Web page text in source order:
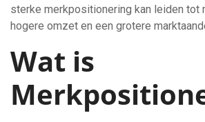
sterke merkpositionering kan leiden tot
hogere omzet en een grotere
Wat is